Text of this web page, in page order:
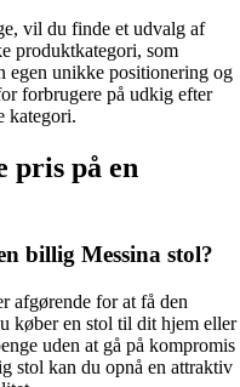
vil du finde et udvalg af
produktkategori, som
egen unikke positionering og
forbrugere på udkig efter
kategori.
pris på en
billig Messina stol?
afgørende for at få den
køber en stol til dit hjem eller
uden at gå på kompromis
stol kan du opnå en attraktiv